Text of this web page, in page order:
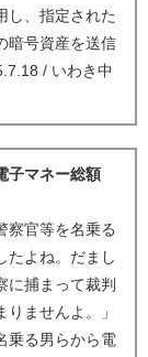
し、指定された
暗号資産を送信
/ いわき中
子マネー総額
察官等を名乗る
たよね。だまし
に捕まって裁判
ませんよ。」
乗る男らから電